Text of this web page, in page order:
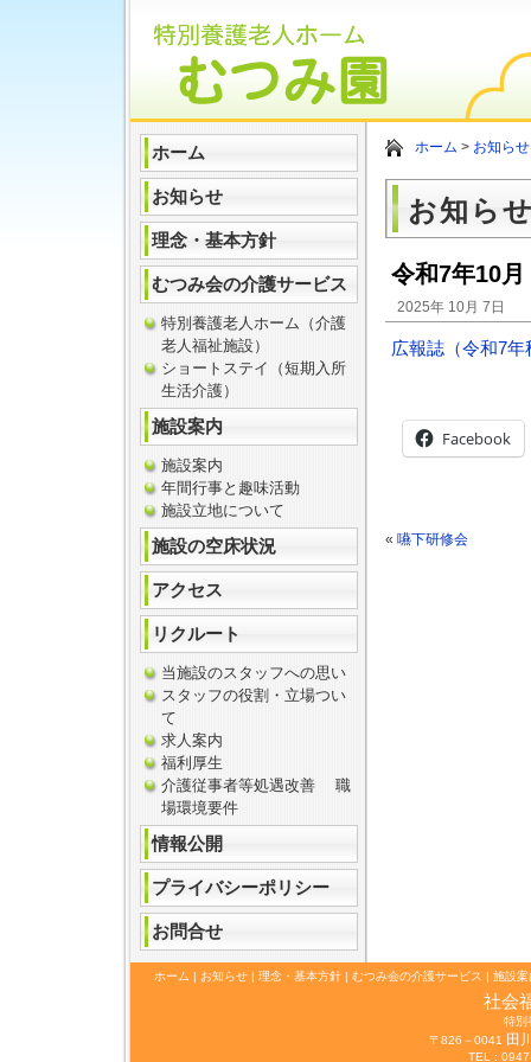
ホーム > お知らせ
お知ら
令和7年10
2025年 10月 7日
広報誌（令和7年
Facebook
« 嚥下研修会
ホーム
お知らせ
理念・基本方針
むつみ会の介護サービス
特別養護老人ホーム（介護
老人福祉施設）
ショートステイ（短期入所
生活介護）
施設案内
施設案内
年間行事と趣味活動
施設立地について
施設の空床状況
アクセス
リクルート
当施設のスタッフへの思い
スタッフの役割・立場つい
て
求人案内
福利厚生
介護従事者等処遇改善 職
場環境要件
情報公開
プライバシーポリシー
お問合せ
ホーム | お知らせ | 理念・基本方針 | むつみ会の介護サービス | 施設案
社会
特別
〒826－0041
田
TEL :